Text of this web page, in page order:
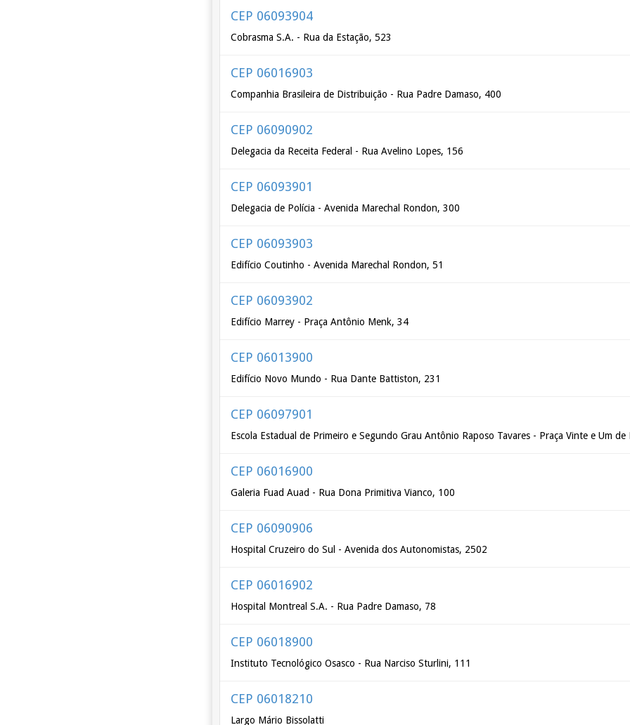
CEP 06093904
Cobrasma S.A. - Rua da Estação, 523
CEP 06016903
Companhia Brasileira de Distribuição - Rua Padre Damaso, 400
CEP 06090902
Delegacia da Receita Federal - Rua Avelino Lopes, 156
CEP 06093901
Delegacia de Polícia - Avenida Marechal Rondon, 300
CEP 06093903
Edifício Coutinho - Avenida Marechal Rondon, 51
CEP 06093902
Edifício Marrey - Praça Antônio Menk, 34
CEP 06013900
Edifício Novo Mundo - Rua Dante Battiston, 231
CEP 06097901
Escola Estadual de Primeiro e Segundo Grau Antônio Raposo Tavares - Praça Vinte e Um
CEP 06016900
Galeria Fuad Auad - Rua Dona Primitiva Vianco, 100
CEP 06090906
Hospital Cruzeiro do Sul - Avenida dos Autonomistas, 2502
CEP 06016902
Hospital Montreal S.A. - Rua Padre Damaso, 78
CEP 06018900
Instituto Tecnológico Osasco - Rua Narciso Sturlini, 111
CEP 06018210
Largo Mário Bissolatti